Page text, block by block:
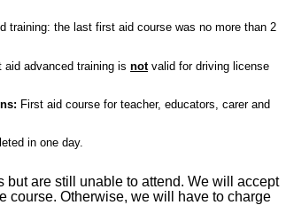
training: the last first aid course was no more than 2
aid advanced training isnotvalid for driving license
First aid course for teacher, educators, carer and
in one day.
but are still unable to attend. We will accept
course. Otherwise, we will have to charge